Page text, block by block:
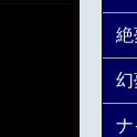
絶
幻
ナ